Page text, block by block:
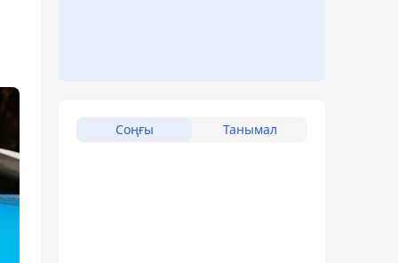
Соңғы Танымал